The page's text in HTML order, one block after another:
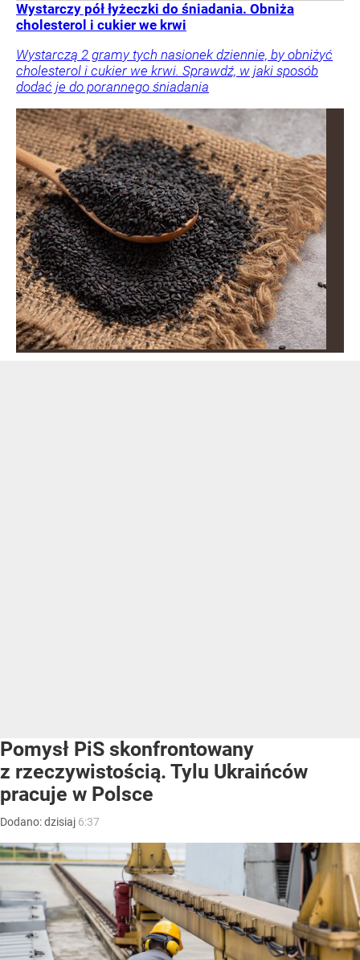
Wystarczy pół łyżeczki do śniadania. Obniża
cholesterol i cukier we krwi
Wystarczą 2 gramy tych nasionek dziennie, by obniżyć
cholesterol i cukier we krwi. Sprawdź, w jaki sposób
dodać je do porannego śniadania
Pomysł PiS skonfrontowany
z rzeczywistością. Tylu Ukraińców
pracuje w Polsce
Dodano:dzisiaj 6:37